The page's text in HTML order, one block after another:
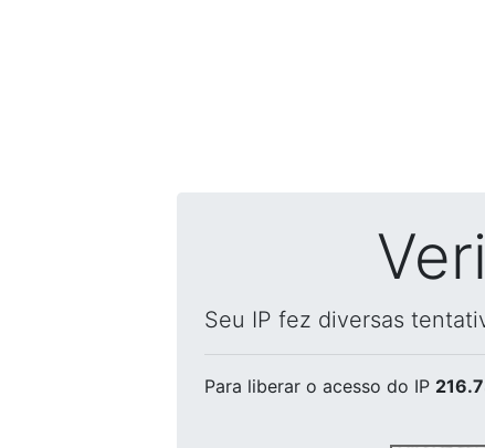
Seu IP fez diversas
Para liberar o acesso do IP